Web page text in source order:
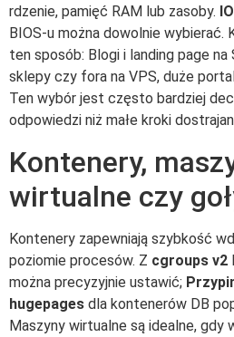
rdzenie, pamięć RAM lub zasoby.
BIOS-u można dowolnie
ten sposób: Blogi i landing page
sklepy czy fora na VPS, duże
Ten wybór jest często bardziej
odpowiedzi niż małe kroki
Kontenery,
wirtualne czy
Kontenery zapewniają szybkość
poziomie procesów. Z cgroups v2
można precyzyjnie ustawić;
hugepages dla kontenerów DB
Maszyny wirtualne są idealne, gdy